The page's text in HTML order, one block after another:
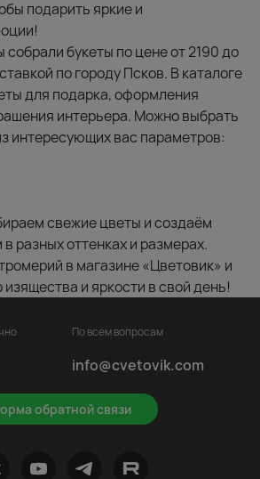
подарить яркие и
букеты по цене от 2190 до
по городу Псков. В каталоге
для подарка, оформления
интерьера. Можно выбрать
интересующих вас параметров:
свежие цветы и создаём
разных оттенках и размерах.
в магазине «Цветовик» и
и яркости в свой день!
обратной связи
По всем вопросам
info@cvetovik.com